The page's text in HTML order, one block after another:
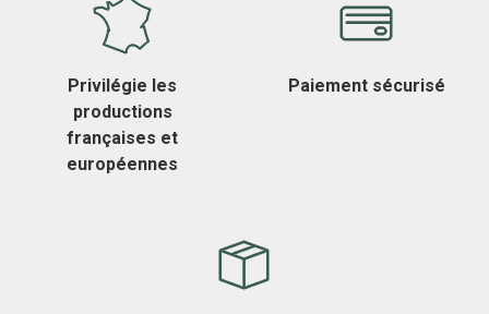
Privilégie les
productions
françaises et
européennes
Paiement sécurisé